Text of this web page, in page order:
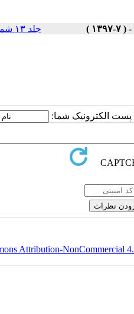
جلد ۱۳ شماره ۲ صفحات ۱۸۶-۱۷۳
پست الکترونیک شما:
Attribution-NonCommercial